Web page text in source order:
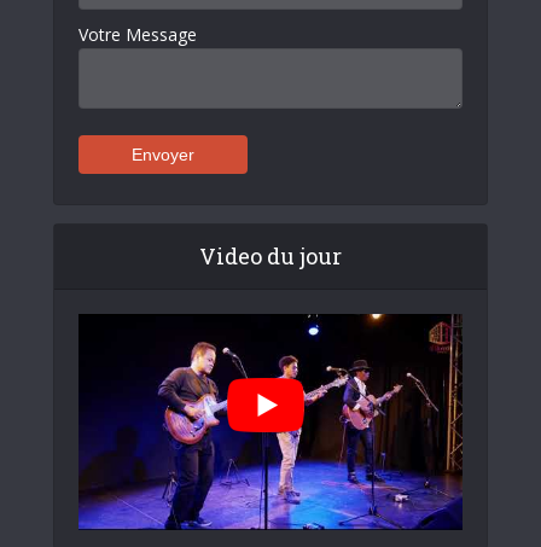
Votre Message
Video du jour